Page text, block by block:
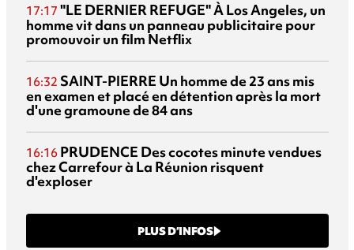
17:17 "LE DERNIER REFUGE"À Los Angeles, un
homme vit dans un panneau publicitaire pour
promouvoir un film Netflix
16:32 SAINT-PIERRE Un homme de 23 ans mis
en examen et placé en détention après la mort
d'une gramoune de 84 ans
16:16 PRUDENCE Des cocotes minute vendues
chez Carrefour à La Réunion risquent
d'exploser
PLUS D’INFOS